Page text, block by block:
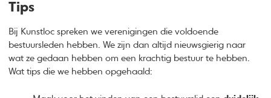
Tips
Bij Kunstloc spreken we verenigingen die voldoende
bestuursleden hebben. We zijn dan altijd nieuwsgierig naar
wat ze gedaan hebben om een krachtig bestuur te hebben.
Wat tips die we hebben opgehaald: